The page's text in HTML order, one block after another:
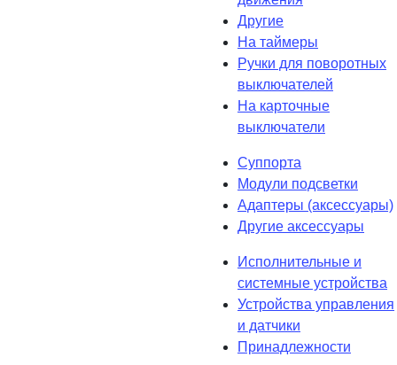
Другие
На таймеры
Ручки для поворотных
выключателей
На карточные
выключатели
Суппорта
Модули подсветки
Адаптеры (аксессуары)
Другие аксессуары
Исполнительные и
системные устройства
Устройства управления
и датчики
Принадлежности